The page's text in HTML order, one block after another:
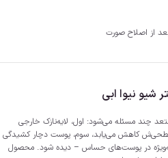
شیو نیوا ابی
چند مسئله می‌شود: اول، لایه‌­نازک خارجی
کاهش می‌یابد، سوم، پوست دچار کشیدگی
در پوست‌های حساس – دیده شود. محصول